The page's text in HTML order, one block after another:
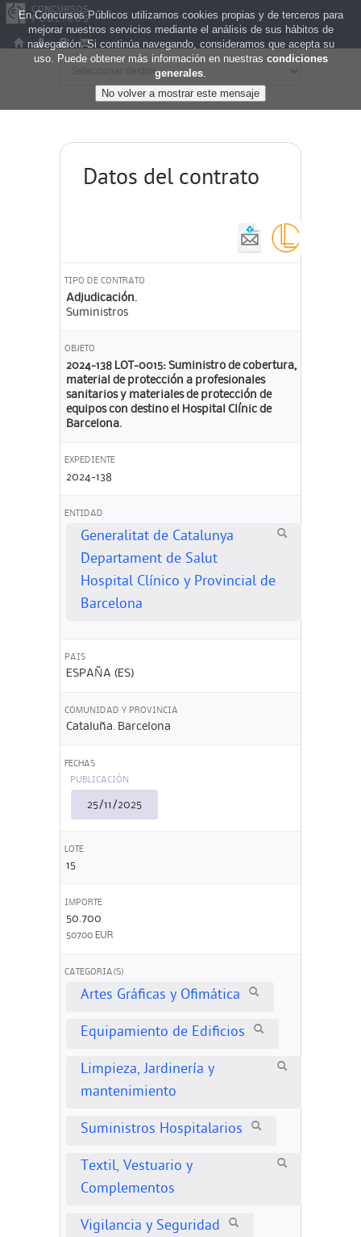
Datos del contrato
TIPO DE CONTRATO
Adjudicación.
Suministros
OBJETO
2024-138 LOT-0015: Suministro de cobertura,
material de protección a profesionales
sanitarios y materiales de protección de
equipos con destino el Hospital Clínic de
Barcelona.
EXPEDIENTE
2024-138
ENTIDAD
Generalitat de Catalunya
Departament de Salut
Hospital Clínico y Provincial de
Barcelona
PAIS
ESPAÑA (ES)
COMUNIDAD Y PROVINCIA
Cataluña. Barcelona
FECHAS
PUBLICACIÓN
25/11/2025
LOTE
15
IMPORTE
50.700
50700 EUR
CATEGORIA(S)
Artes Gráficas y Ofimática
Equipamiento de Edificios
Limpieza, Jardinería y
mantenimiento
Suministros Hospitalarios
Textil, Vestuario y
Complementos
Vigilancia y Seguridad
En Concursos Públicos utilizamos cookies propias y de terceros para
mejorar nuestros servicios mediante el análisis de sus hábitos de
navegación. Si continúa navegando, consideramos que acepta su
uso. Puede obtener más información en nuestras condiciones
generales.